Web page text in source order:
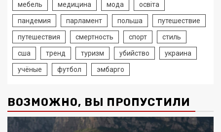
мебель медицина мода освіта
пандемия парламент польша путешествие
путешествия смертность спорт стиль
сша тренд туризм убийство украина
учёные футбол эмбарго
ВОЗМОЖНО, ВЫ ПРОПУСТИЛИ